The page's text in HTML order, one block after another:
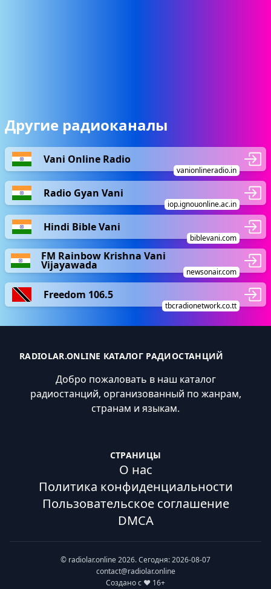
Другие радиоканалы
Vani Online Radio
vanionlineradio.in
Radio Gyan Vani
iop.ignouonline.ac.in
Hindi Bible Vani
biblevani.com
FM Rainbow Krishna Vani
Vijayawada
newsonair.com
Freedom 106.5
tbcradionetwork.co.tt
RADIOLAR.ONLINE КАТАЛОГ РАДИОСТАНЦИЙ
Добро пожаловать в наш каталог
радиостанций, организованный по жанрам,
странам и языкам.
СТРАНИЦЫ
О нас
Политика конфиденциальности
Пользовательское соглашение
DMCA
© radiolar.online 2026. Сегодня: 2026-08-07
contact@radiolar.online
Создано с ❤️ 16+